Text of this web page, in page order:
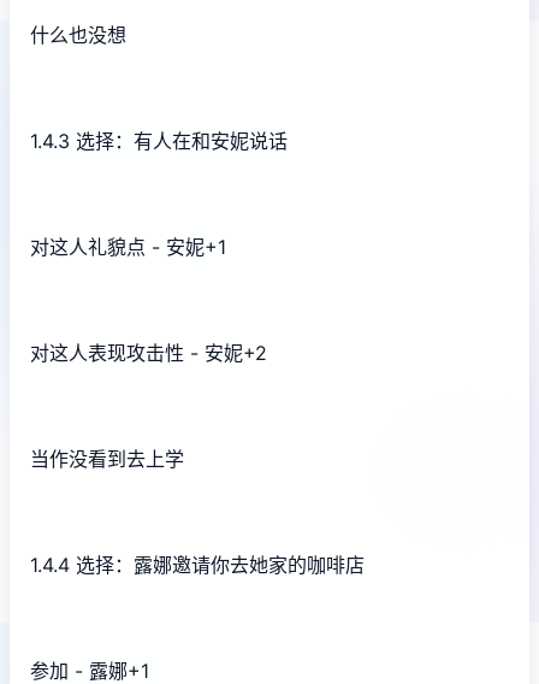
什么也没想
1.4.3 选择：有人在和安妮说话
对这人礼貌点 - 安妮+1
对这人表现攻击性 - 安妮+2
当作没看到去上学
1.4.4 选择：露娜邀请你去她家的咖啡店
参加 - 露娜+1